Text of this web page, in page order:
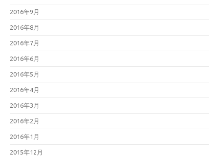
2016年9月
2016年8月
2016年7月
2016年6月
2016年5月
2016年4月
2016年3月
2016年2月
2016年1月
2015年12月